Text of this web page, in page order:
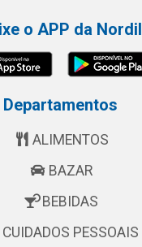
o APP da Nordil
Departamentos
ALIMENTOS
BAZAR
BEBIDAS
CUIDADOS PESSOAIS